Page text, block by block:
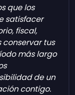
que los
satisfacer
fiscal,
conservar tus
más largo
de un
contigo.